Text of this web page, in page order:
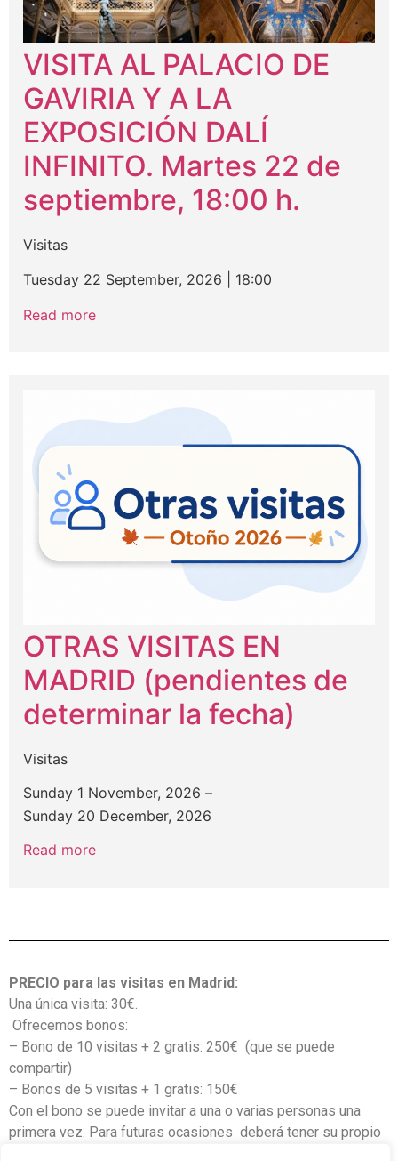
VISITA AL PALACIO DE
GAVIRIA Y A LA
EXPOSICIÓN DALÍ
INFINITO. Martes 22 de
septiembre, 18:00 h.
Visitas
Tuesday 22 September, 2026
18:00
Read more
OTRAS VISITAS EN
MADRID (pendientes de
determinar la fecha)
Visitas
Sunday 1 November, 2026 –
Sunday 20 December, 2026
Read more
PRECIO para las visitas en Madrid:
Una única visita: 30€.
Ofrecemos bonos:
– Bono de 10 visitas + 2 gratis: 250€ (que se puede
compartir)
– Bonos de 5 visitas + 1 gratis: 150€
Con el bono se puede invitar a una o varias personas una
primera vez. Para futuras ocasiones deberá tener su propio